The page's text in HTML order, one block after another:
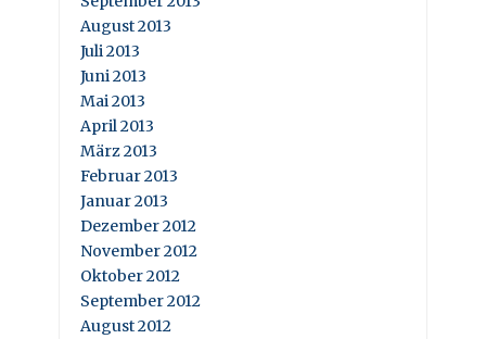
August 2013
Juli 2013
Juni 2013
Mai 2013
April 2013
März 2013
Februar 2013
Januar 2013
Dezember 2012
November 2012
Oktober 2012
September 2012
August 2012